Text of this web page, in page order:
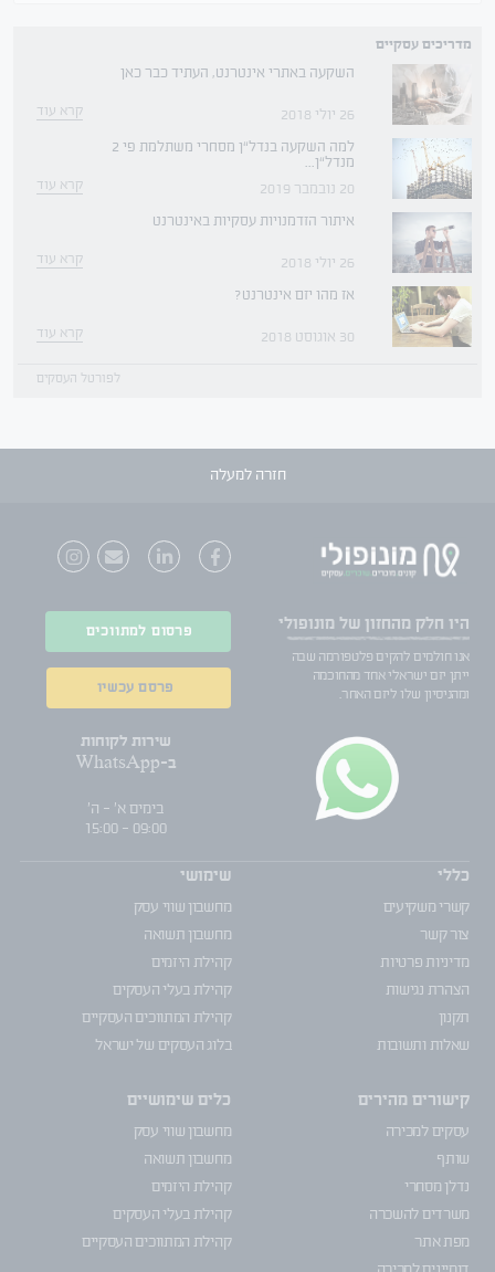
מדריכים עסקיים
השקעה באתרי אינטרנט, העתיד כבר כאן
26 יולי 2018 קרא עוד
למה השקעה בנדל“ן מסחרי משתלמת פי 2
מנדל“ן...
20 נובמבר 2019
קרא עוד
איתור הזדמנויות עסקיות באינטרנט
26 יולי 2018 קרא עוד
אז מהו יזם אינטרנט?
30 אוגוסט 2018 קרא עוד
לפורטל העסקים
חזרה למעלה
היו חלק מהחזון של מונופולי
אנו חולמים להקים פלטפורמה שבה
ייתן יזם ישראלי אחד מהחוכמה
ומהניסיון שלו ליזם האחר.
פרסום למתווכים
פרסם עכשיו
שירות לקוחות
ב-WhatsApp
בימים א' - ה'
09:00 - 15:00
כללי
קשרי משקיעים
צור קשר
מדיניות פרטיות
הצהרת נגישות
תקנון
שאלות ותשובות
קישורים מהירים
עסקים למכירה
שותף
נדלן מסחרי
משרדים להשכרה
מפת אתר
שימושי
מחשבון שווי עסק
מחשבון תשואה
קהילת היזמים
קהילת בעלי העסקים
קהילת המתווכים העסקיים
בלוג העסקים של ישראל
כלים שימושיים
מחשבון שווי עסק
מחשבון תשואה
קהילת היזמים
קהילת בעלי העסקים
קהילת המתווכים העסקיים